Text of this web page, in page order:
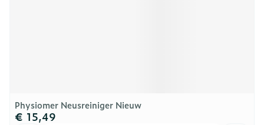
Physiomer Neusreiniger Nieuw
€ 15,49